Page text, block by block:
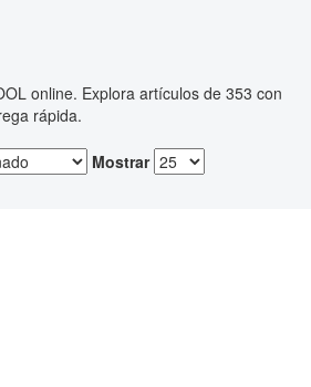
online. Explora artículos de 353 con
rápida.
Mostrar